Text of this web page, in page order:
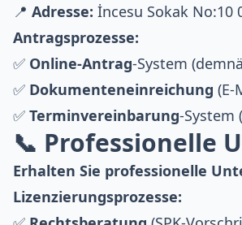
📍 Adresse: İncesu Sokak No:10
Antragsprozesse:
✅ Online-Antrag-System
✅ Dokumenteneinreichung (E-
✅ Terminvereinbarung-System
📞 Professionelle
Erhalten Sie professionelle
Lizenzierungsprozesse: